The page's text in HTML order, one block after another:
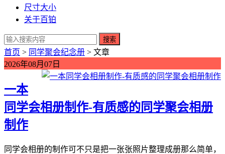
尺寸大小
关于百铂
搜索
首页 > 同学聚会纪念册 > 文章
2026年08月07日
一本
同学会相册制作-有质感的同学聚会相册
制作
同学会相册的制作可不只是把一张张照片整理成册那么简单，